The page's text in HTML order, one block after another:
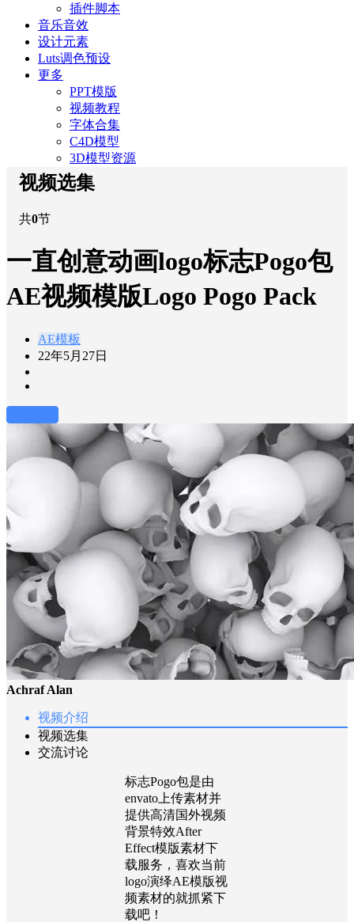
插件脚本
音乐音效
设计元素
Luts调色预设
更多
PPT模版
视频教程
字体合集
C4D模型
3D模型资源
视频选集
共0节
一直创意动画logo标志Pogo包
AE视频模版Logo Pogo Pack
AE模板
22年5月27日
Achraf Alan
视频介绍
视频选集
交流讨论
标志Pogo包是由
envato上传素材并
提供高清国外视频
背景特效After
Effect模版素材下
载服务，喜欢当前
logo演绎AE模版视
频素材的就抓紧下
载吧！